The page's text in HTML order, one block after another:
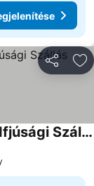
Tihany Község Önkormányzat - Ifjúsági Szállás